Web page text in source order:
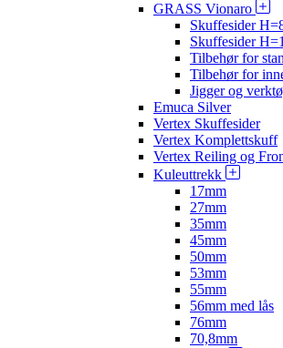
GRASS Vionaro
Skuffesider
Skuffesider
Tilbehør for
Tilbehør for
Jigger og
Emuca Silver
Vertex Skuffesider
Vertex Komplettskuff
Vertex Reiling og
Kuleuttrekk
17mm
27mm
35mm
45mm
50mm
53mm
55mm
56mm med lås
76mm
70,8mm